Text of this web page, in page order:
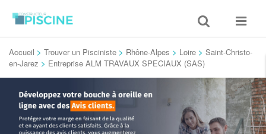
Toggle
search
Toggle
Accueil > Trouver un Pisciniste > Rhône-Alpes > Loire > Saint-Christo-
en-Jarez > Entreprise ALM TRAVAUX SPECIAUX (SAS)